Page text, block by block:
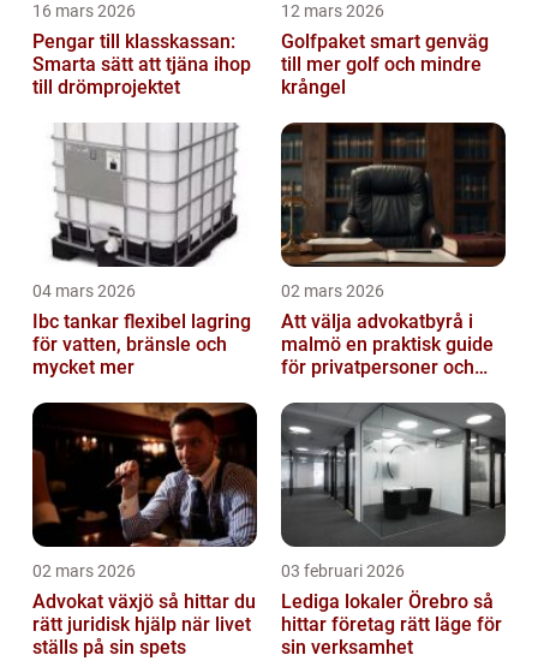
16 mars 2026
Pengar till klasskassan:
Smarta sätt att tjäna ihop
till drömprojektet
12 mars 2026
Golfpaket smart genväg
till mer golf och mindre
krångel
04 mars 2026
Ibc tankar flexibel lagring
för vatten, bränsle och
mycket mer
02 mars 2026
Att välja advokatbyrå i
malmö en praktisk guide
för privatpersoner och
02 mars 2026
Advokat växjö så hittar du
rätt juridisk hjälp när livet
ställs på sin spets
03 februari 2026
Lediga lokaler Örebro så
hittar företag rätt läge för
sin verksamhet